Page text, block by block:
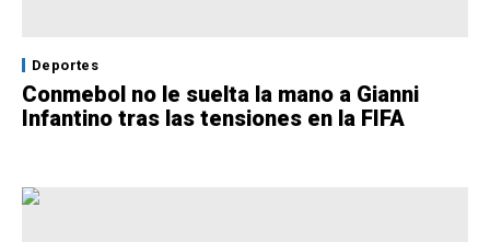
Deportes
Conmebol no le suelta la mano a Gianni
Infantino tras las tensiones en la FIFA